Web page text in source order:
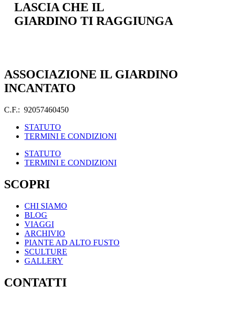
LASCIA CHE IL
GIARDINO TI RAGGIUNGA
ASSOCIAZIONE IL GIARDINO
INCANTATO
C.F.: 92057460450
STATUTO
TERMINI E CONDIZIONI
STATUTO
TERMINI E CONDIZIONI
SCOPRI
CHI SIAMO
BLOG
VIAGGI
ARCHIVIO
PIANTE AD ALTO FUSTO
SCULTURE
GALLERY
CONTATTI